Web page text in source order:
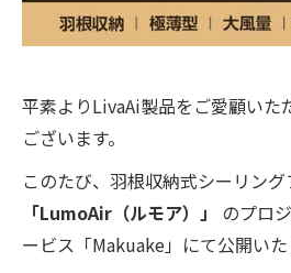
平素よりLivaAi製品をご愛顧いた
ございます。
このたび、羽根収納式シーリン
「LumoAir（ルモア）」
のプロ
ービス「Makuake」にて公開いた